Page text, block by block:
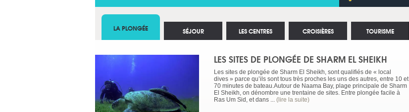
LA PLONGÉE
LES SITES DE PLONGÉE DE SHARM EL SHEIKH
Les sites de plongée de Sharm El Sheikh, sont qualifiés de « local
dives » parce qu’ils sont tous très proches les uns des autres, entre 10 et
70 minutes de bateau.Autour de Naama Bay, plage principale de Sharm
El Sheikh, on dénombre une trentaine de sites. Entre plongée facile à
Ras Um Sid, et dans ... (lire la suite)
SÉJOUR LES CENTRES CROISIÈRES TOURISME